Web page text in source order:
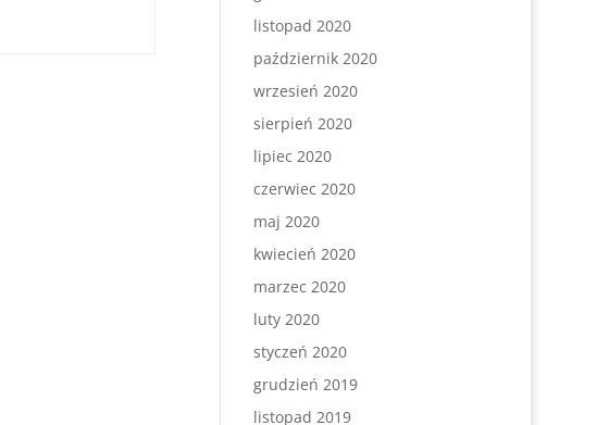
listopad 2020
październik 2020
wrzesień 2020
sierpień 2020
lipiec 2020
czerwiec 2020
maj 2020
kwiecień 2020
marzec 2020
luty 2020
styczeń 2020
grudzień 2019
listopad 2019